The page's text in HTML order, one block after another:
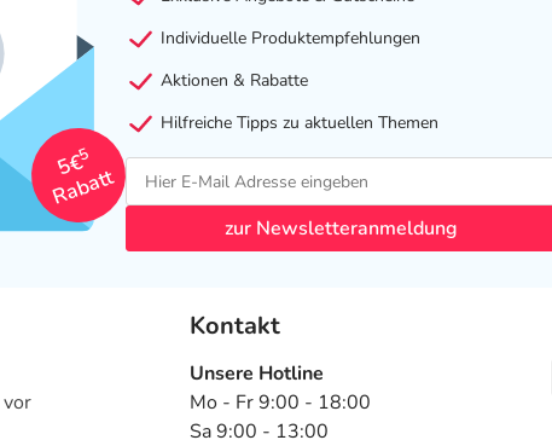
5€
5
Rabatt
Individuelle Produktempfehlungen
Aktionen & Rabatte
Hilfreiche Tipps zu aktuellen Themen
zur Newsletteranmeldung
Kontakt
Unsere Hotline
Mo - Fr 9:00 - 18:00
Sa 9:00 - 13:00